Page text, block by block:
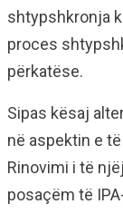
shtypshkronja
proces
përkatëse.
Sipas kësaj
në aspektin e
Rinovimi i të
posaçëm të